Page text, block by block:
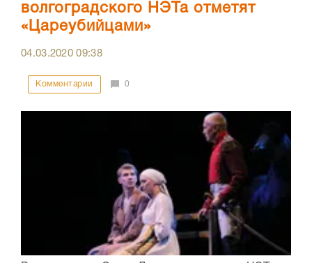
волгоградского НЭТа отметят
«Цареубийцами»
04.03.202009:38
Комментарии 0